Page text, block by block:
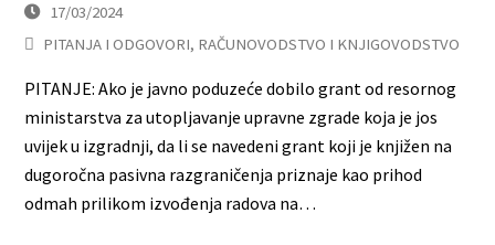
17/03/2024
PITANJA I ODGOVORI, RAČUNOVODSTVO I KNJIGOVODSTVO
PITANJE: Ako je javno poduzeće dobilo grant od resornog
ministarstva za utopljavanje upravne zgrade koja je jos
uvijek u izgradnji, da li se navedeni grant koji je knjižen na
dugoročna pasivna razgraničenja priznaje kao prihod
odmah prilikom izvođenja radova na…